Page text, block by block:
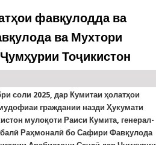
фавқулодда ва
ва Мухтори
Тоҷикистон
соли 2025, дар Кумитаи ҳолатҳои
граждании назди Ҳукумати
мулоқоти Раиси Кумита, генерал-
Раҳмоналӣ бо Сафири Фавқулода